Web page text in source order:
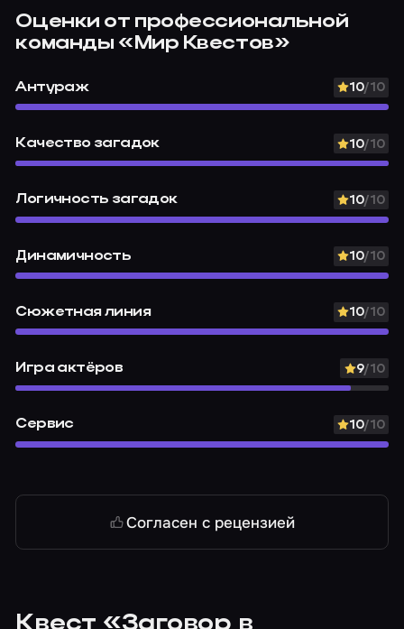
Оценки от профессиональной
команды «Мир Квестов»
Антураж 10/10
Качество загадок 10/10
Логичность загадок 10/10
Динамичность 10/10
Сюжетная линия 10/10
Игра актёров 9/10
Сервис 10/10
Согласен с рецензией